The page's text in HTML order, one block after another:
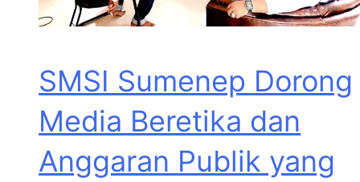
SMSI Sumenep Dorong
Media Beretika dan
Anggaran Publik yang